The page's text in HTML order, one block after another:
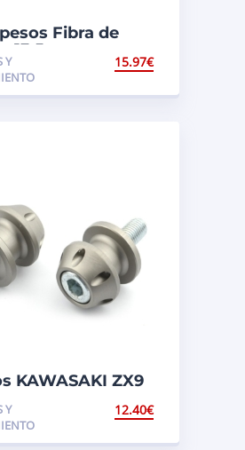
Fibra de
13,5mm
Y
15.97€
KAWASAKI ZX9
Y
12.40€